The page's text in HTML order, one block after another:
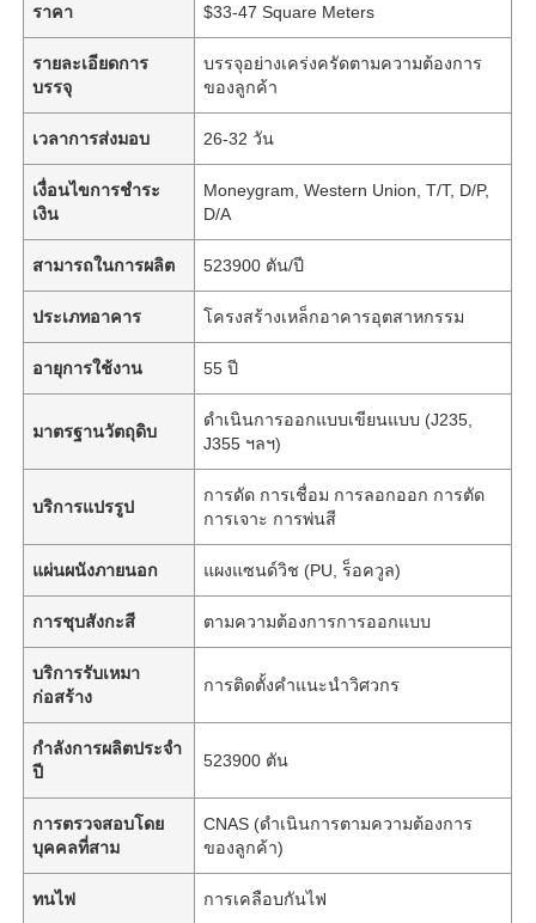
ราคา $33-47 Square Meters
รายละเอียดการ
บรรจุ
บรรจุอย่างเคร่งครัดตามความต้องการ
ของลูกค้า
เวลาการส่งมอบ 26-32 วัน
เงื่อนไขการชำระ
เงิน
Moneygram, Western Union, T/T, D/P,
D/A
สามารถในการผลิต 523900 ตัน/ปี
ประเภทอาคาร โครงสร้างเหล็กอาคารอุตสาหกรรม
อายุการใช้งาน 55 ปี
มาตรฐานวัตถุดิบ
ดำเนินการออกแบบเขียนแบบ (J235,
J355 ฯลฯ)
บริการแปรรูป
การดัด การเชื่อม การลอกออก การตัด
การเจาะ การพ่นสี
แผ่นผนังภายนอก แผงแซนด์วิช (PU, ร็อควูล)
การชุบสังกะสี ตามความต้องการการออกแบบ
บริการรับเหมา
ก่อสร้าง
การติดตั้งคำแนะนำวิศวกร
กำลังการผลิตประจำ
ปี
523900 ตัน
การตรวจสอบโดย
บุคคลที่สาม
CNAS (ดำเนินการตามความต้องการ
ของลูกค้า)
ทนไฟ การเคลือบกันไฟ